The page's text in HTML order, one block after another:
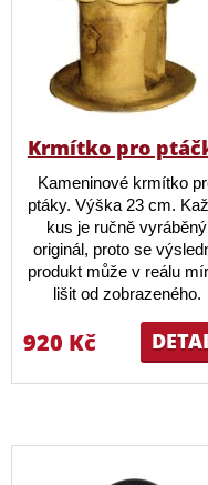
Krmítko pro
Kameninové krmítko
ptáky. Výška 23 cm.
kus je ručně vyráběný
originál, proto se
produkt může v reálu
lišit od zobrazeného.
920 Kč